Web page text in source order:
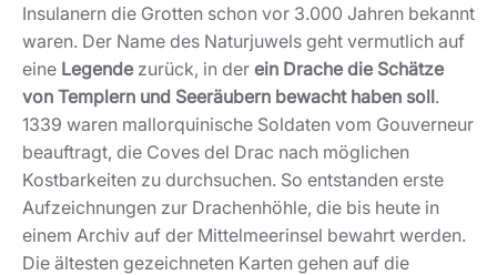
Insulanern die Grotten schon vor 3.000 Jahren bekannt
waren. Der Name des Naturjuwels geht vermutlich auf
eine Legende zurück, in der ein Drache die Schätze
von Templern und Seeräubern bewacht haben soll.
1339 waren mallorquinische Soldaten vom Gouverneur
beauftragt, die Coves del Drac nach möglichen
Kostbarkeiten zu durchsuchen. So entstanden erste
Aufzeichnungen zur Drachenhöhle, die bis heute in
einem Archiv auf der Mittelmeerinsel bewahrt werden.
Die ältesten gezeichneten Karten gehen auf die